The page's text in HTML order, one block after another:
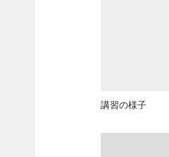
講習の様子